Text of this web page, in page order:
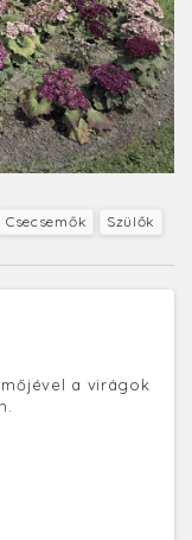
Csecsemők Szülők
a virágok